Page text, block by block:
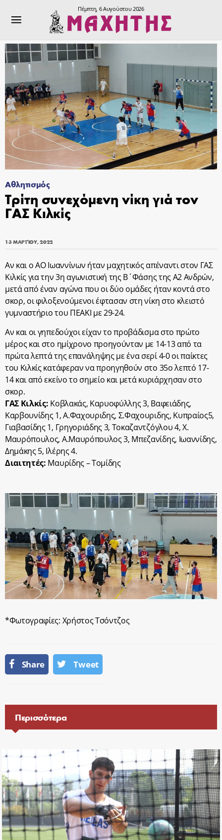
Πέμπτη, 6 Αυγούστου 2026
Αθλητισμός
Τρίτη συνεχόμενη νίκη γιά τον
ΓΑΣ Κιλκίς
13 ΜΑΡΤΊΟΥ, 2022
Αν και ο ΑΟ Ιωαννίνων ήταν μαχητικός απέναντι στον ΓΑΣ
Κιλκίς για την 3η αγωνιστική της Β΄Φάσης της Α2 Ανδρών,
μετά από έναν αγώνα που οι δύο ομάδες ήταν κοντά στο
σκορ, οι φιλοξενούμενοι έφτασαν στη νίκη στο κλειστό
γυμναστήριο του ΠΕΑΚΙ με 29-24.
Αν και οι γηπεδούχοι είχαν το προβάδισμα στο πρώτο
μέρος και στο ημίχρονο προηγούνταν με 14-13 από τα
πρώτα λεπτά της επανάληψης με ένα σερί 4-0 οι παίκτες
του Κιλκίς κατάφεραν να προηγηθούν στο 35ο λεπτό 17-
14 και από εκείνο το σημείο και μετά κυριάρχησαν στο
σκορ.
ΓΑΣ Κιλκίς: Κοβλακάς, Kαρυοφύλλης 3, Bαφειάδης,
Kαρβουνίδης 1, Α.Φαχουριδης, Σ.Φαχουριδης, Kυπραίος5,
Γιαβασίδης 1, Γρηγοριάδης 3, Tοκαζαντζόγλου 4, Χ.
Μαυρόπουλος, Α.Μαυρόπουλος 3, Μπεζανίδης, Ιωαννίδης,
Δημάκης 5, Iλέρης 4.
Διαιτητές: Μαυρίδης – Τομίδης
*Φωτογραφίες: Χρήστος Τσόντζος
Share Tweet
Περισσότερα